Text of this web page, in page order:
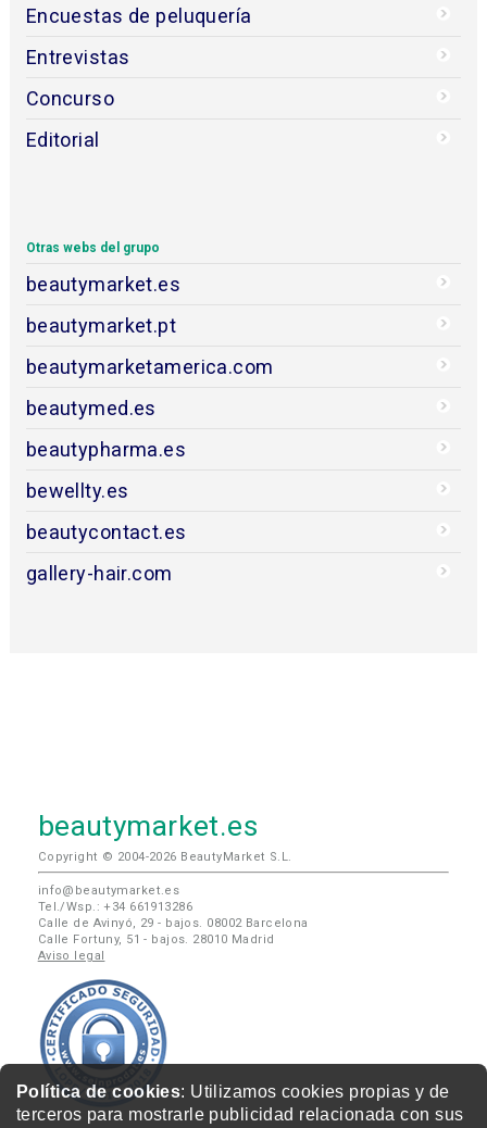
Política de cookies: Utilizamos cookies propias y de
terceros para mostrarle publicidad relacionada con sus
Encuestas de peluquería
Entrevistas
Concurso
Editorial
Otras webs del grupo
beautymarket.es
beautymarket.pt
beautymarketamerica.com
beautymed.es
beautypharma.es
bewellty.es
beautycontact.es
gallery-hair.com
beautymarket.es
Copyright © 2004-2026 BeautyMarket S.L.
info@beautymarket.es
Tel./Wsp.: +34 661913286
Calle de Avinyó, 29 - bajos. 08002 Barcelona
Calle Fortuny, 51 - bajos. 28010 Madrid
Aviso legal